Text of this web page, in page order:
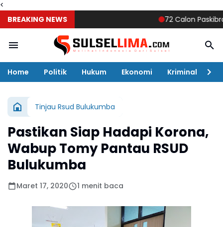
<
BREAKING NEWS
72 Calon Paskibraka
Home Politik Hukum Ekonomi Kriminal
Tinjau Rsud Bulukumba
Pastikan Siap Hadapi Korona,
Wabup Tomy Pantau RSUD
Bulukumba
Maret 17, 2020 1 menit baca